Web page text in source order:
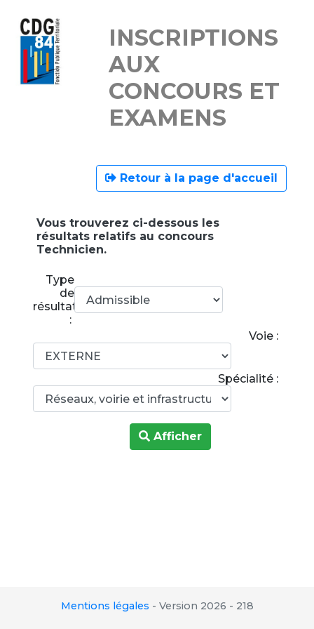
INSCRIPTIONS
AUX
CONCOURS ET
EXAMENS
Retour à la page d'accueil
Vous trouverez ci-dessous les
résultats relatifs au concours
Technicien.
Type
de
résultats
:
Voie :
Spécialité :
Afficher
Mentions légales - Version 2026 - 218